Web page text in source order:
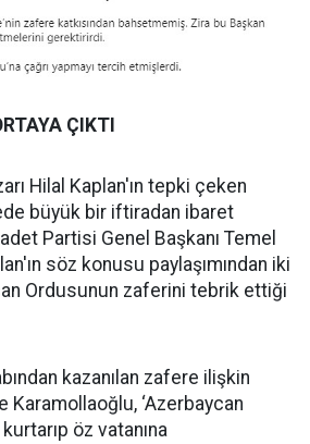
ÇIKTI
Hilal Kaplan'ın tepki çeken
büyük bir iftiradan ibaret
Partisi Genel Başkanı Temel
söz konusu paylaşımından iki
Ordusunun zaferini tebrik ettiği
kazanılan zafere ilişkin
Karamollaoğlu, ‘Azerbaycan
öz vatanına